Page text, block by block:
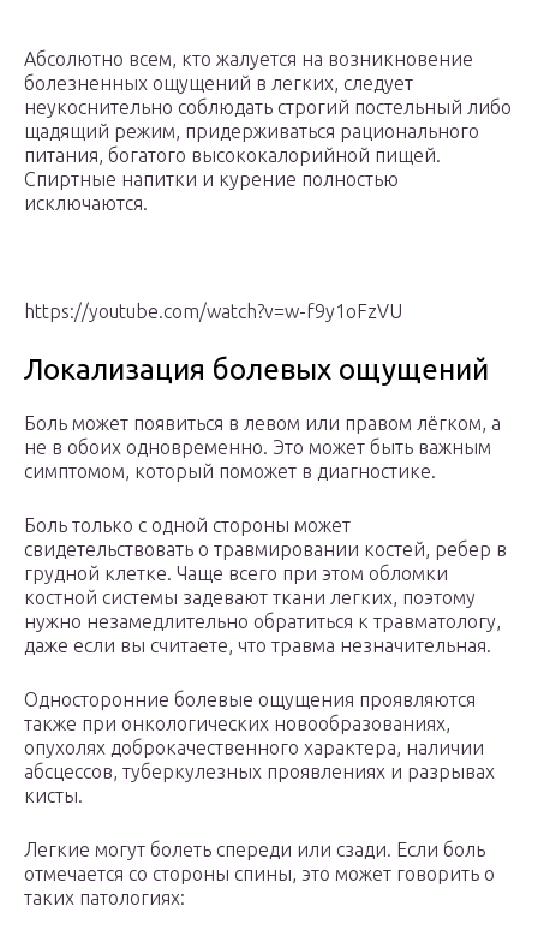
Абсолютно всем, кто жалуется на возникновение
болезненных ощущений в легких, следует
неукоснительно соблюдать строгий постельный либо
щадящий режим, придерживаться рационального
питания, богатого высококалорийной пищей.
Спиртные напитки и курение полностью
исключаются.
https://youtube.com/watch?v=w-f9y1oFzVU
Локализация болевых ощущений
Боль может появиться в левом или правом лёгком, а
не в обоих одновременно. Это может быть важным
симптомом, который поможет в диагностике.
Боль только с одной стороны может
свидетельствовать о травмировании костей, ребер в
грудной клетке. Чаще всего при этом обломки
костной системы задевают ткани легких, поэтому
нужно незамедлительно обратиться к травматологу,
даже если вы считаете, что травма незначительная.
Односторонние болевые ощущения проявляются
также при онкологических новообразованиях,
опухолях доброкачественного характера, наличии
абсцессов, туберкулезных проявлениях и разрывах
кисты.
Легкие могут болеть спереди или сзади. Если боль
отмечается со стороны спины, это может говорить о
таких патологиях: